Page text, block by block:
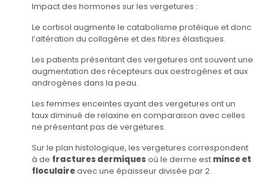
Impact des hormones sur les vergetures :
Le cortisol augmente le catabolisme protéique et donc
l’altération du collagène et des fibres élastiques.
Les patients présentant des vergetures ont souvent une
augmentation des récepteurs aux oestrogènes et aux
androgènes dans la peau.
Les femmes enceintes ayant des vergetures ont un
taux diminué de relaxine en comparaison avec celles
ne présentant pas de vergetures.
Sur le plan histologique, les vergetures correspondent
à de fractures dermiques où le derme est mince et
floculaireavec une épaisseur divisée par 2.